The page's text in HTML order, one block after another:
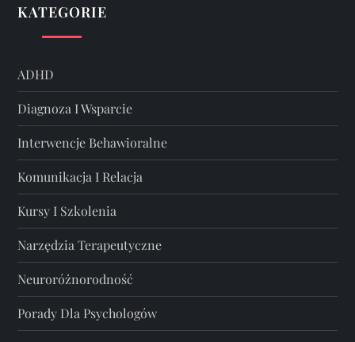
KATEGORIE
ADHD
Diagnoza I Wsparcie
Interwencje Behawioralne
Komunikacja I Relacja
Kursy I Szkolenia
Narzędzia Terapeutyczne
Neuroróżnorodność
Porady Dla Psychologów